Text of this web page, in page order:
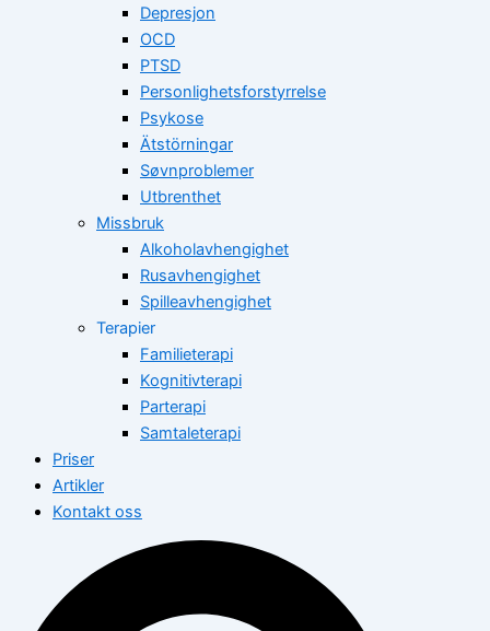
Depresjon
OCD
PTSD
Personlighetsforstyrrelse
Psykose
Ätstörningar
Søvnproblemer
Utbrenthet
Missbruk
Alkoholavhengighet
Rusavhengighet
Spilleavhengighet
Terapier
Familieterapi
Kognitivterapi
Parterapi
Samtaleterapi
Priser
Artikler
Kontakt oss